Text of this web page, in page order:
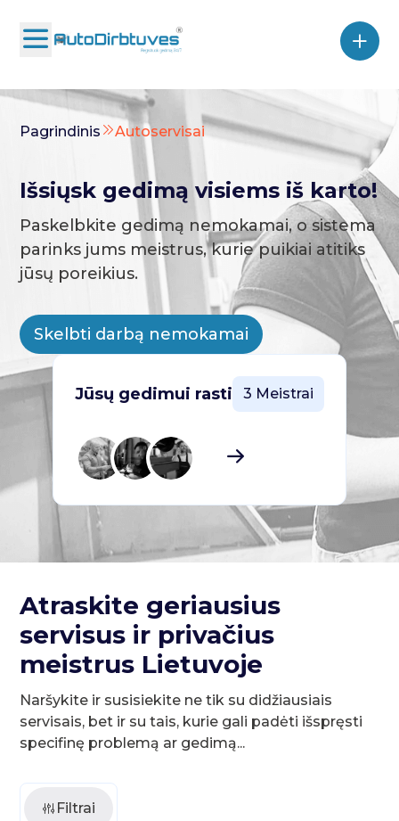
Pagrindinis Autoservisai
Išsiųsk gedimą visiems iš karto!
Paskelbkite gedimą nemokamai, o sistema
parinks jums meistrus, kurie puikiai atitiks
jūsų poreikius.
Skelbti darbą nemokamai
Jūsų gedimui rasti 3 Meistrai
Atraskite geriausius
servisus ir privačius
meistrus Lietuvoje
Naršykite ir susisiekite ne tik su didžiausiais
servisais, bet ir su tais, kurie gali padėti išspręsti
specifinę problemą ar gedimą...
Filtrai